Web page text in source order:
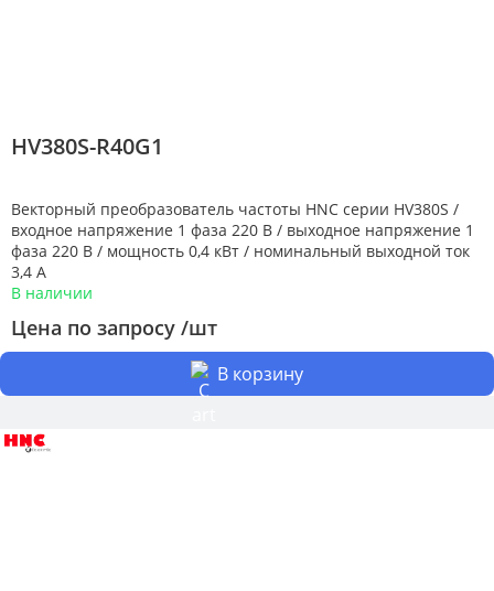
HV380S-R40G1
Векторный преобразователь частоты HNC серии HV380S /
входное напряжение 1 фаза 220 В / выходное напряжение 1
фаза 220 В / мощность 0,4 кВт / номинальный выходной ток
3,4 А
В наличии
Цена по запросу /шт
В корзину